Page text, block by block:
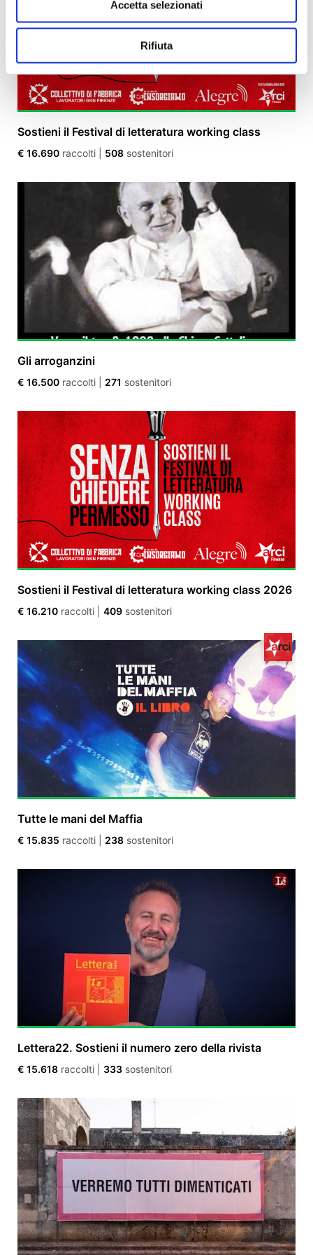
Accetta selezionati
Rifiuta
Sostieni il Festival di letteratura working class
€ 16.690 raccolti 508 sostenitori
Gli arroganzini
€ 16.500 raccolti 271 sostenitori
Sostieni il Festival di letteratura working class 2026
€ 16.210 raccolti 409 sostenitori
Tutte le mani del Maffia
€ 15.835 raccolti 238 sostenitori
Lettera22. Sostieni il numero zero della rivista
€ 15.618 raccolti 333 sostenitori